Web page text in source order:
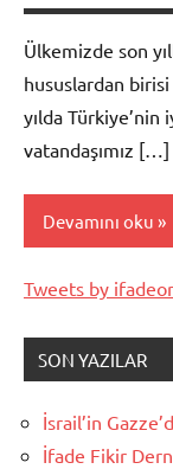
Ülkemizde son
hususlardan
yılda
vatandaşımız […]
Devamını oku
Raporlar
Tweets by
SON YAZILAR
İsrail’in
İfade Fikir